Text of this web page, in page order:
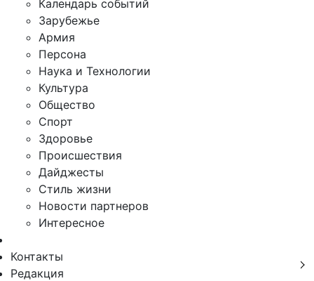
Календарь событий
Зарубежье
Армия
Персона
Наука и Технологии
Культура
Общество
Спорт
Здоровье
Происшествия
Дайджесты
Стиль жизни
Новости партнеров
Интересное
Контакты
Редакция